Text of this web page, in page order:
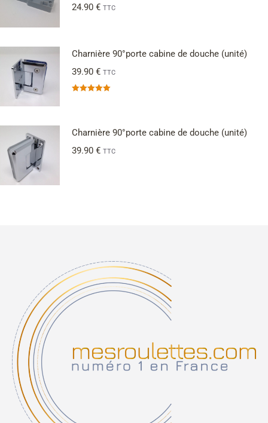
24.90 € TTC
Charnière 90°porte cabine de douche (unité)
39.90 € TTC
Charnière 90°porte cabine de douche (unité)
39.90 € TTC